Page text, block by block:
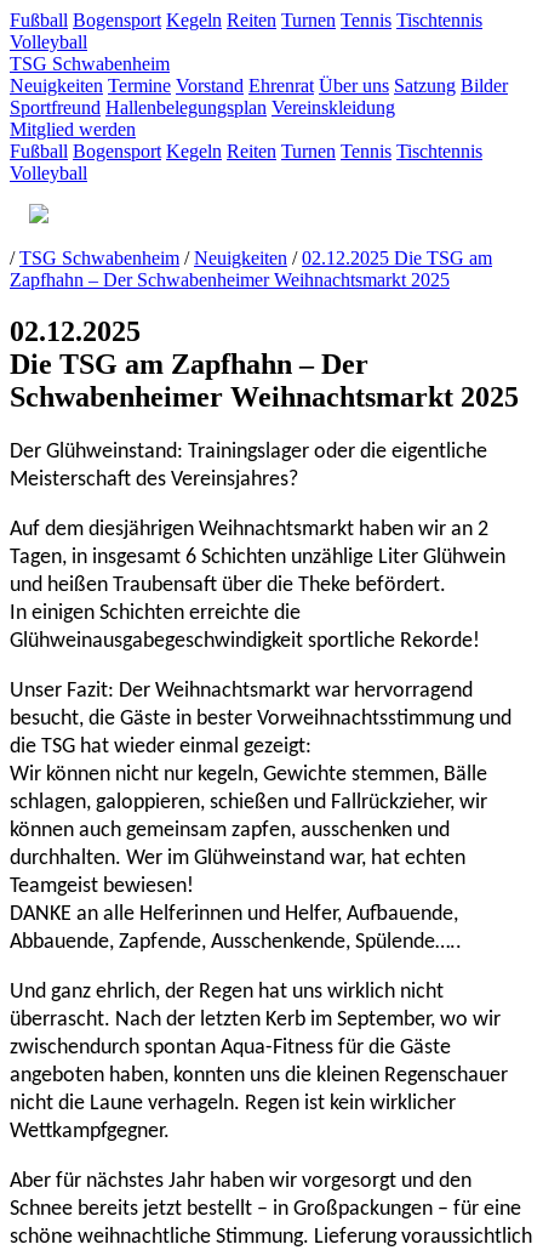
Fußball Bogensport Kegeln Reiten Turnen Tennis Tischtennis
Volleyball
TSG Schwabenheim
Neuigkeiten Termine Vorstand Ehrenrat Über uns Satzung Bilder
Sportfreund Hallenbelegungsplan Vereinskleidung
Mitglied werden
Fußball Bogensport Kegeln Reiten Turnen Tennis Tischtennis
Volleyball
/ TSG Schwabenheim / Neuigkeiten / 02.12.2025 Die TSG am
Zapfhahn – Der Schwabenheimer Weihnachtsmarkt 2025
02.12.2025
Die TSG am Zapfhahn – Der
Schwabenheimer Weihnachtsmarkt 2025
Der Glühweinstand: Trainingslager oder die eigentliche
Meisterschaft des Vereinsjahres?
Auf dem diesjährigen Weihnachtsmarkt haben wir an 2
Tagen, in insgesamt 6 Schichten unzählige Liter Glühwein
und heißen Traubensaft über die Theke befördert.
In einigen Schichten erreichte die
Glühweinausgabegeschwindigkeit sportliche Rekorde!
Unser Fazit: Der Weihnachtsmarkt war hervorragend
besucht, die Gäste in bester Vorweihnachtsstimmung und
die TSG hat wieder einmal gezeigt:
Wir können nicht nur kegeln, Gewichte stemmen, Bälle
schlagen, galoppieren, schießen und Fallrückzieher, wir
können auch gemeinsam zapfen, ausschenken und
durchhalten. Wer im Glühweinstand war, hat echten
Teamgeist bewiesen!
DANKE an alle Helferinnen und Helfer, Aufbauende,
Abbauende, Zapfende, Ausschenkende, Spülende…..
Und ganz ehrlich, der Regen hat uns wirklich nicht
überrascht. Nach der letzten Kerb im September, wo wir
zwischendurch spontan Aqua-Fitness für die Gäste
angeboten haben, konnten uns die kleinen Regenschauer
nicht die Laune verhageln. Regen ist kein wirklicher
Wettkampfgegner.
Aber für nächstes Jahr haben wir vorgesorgt und den
Schnee bereits jetzt bestellt – in Großpackungen – für eine
schöne weihnachtliche Stimmung. Lieferung voraussichtlich